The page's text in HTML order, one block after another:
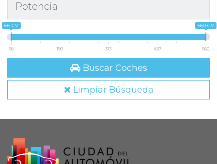
Potencia
66 CV 560 CV
66 190 313 437 560
Buscar Coches
Limpiar Búsqueda